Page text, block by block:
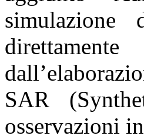
SAR
osservazioni